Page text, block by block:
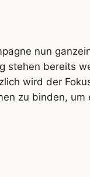
nun
stehen bereits
wird der
zu binden,